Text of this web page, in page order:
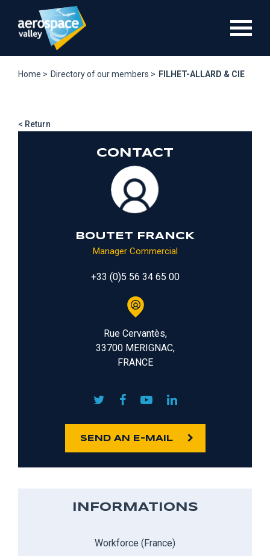
main
Home > Directory of our members > FILHET-ALLARD & CIE
< Return
CONTACT
BOUTET FRANCK
Manager Commercial
+33 (0)5 56 34 65 00
Rue Cervantès,
33700 MERIGNAC,
FRANCE
SEND AN E-MAIL
INFORMATIONS
Workforce (France)